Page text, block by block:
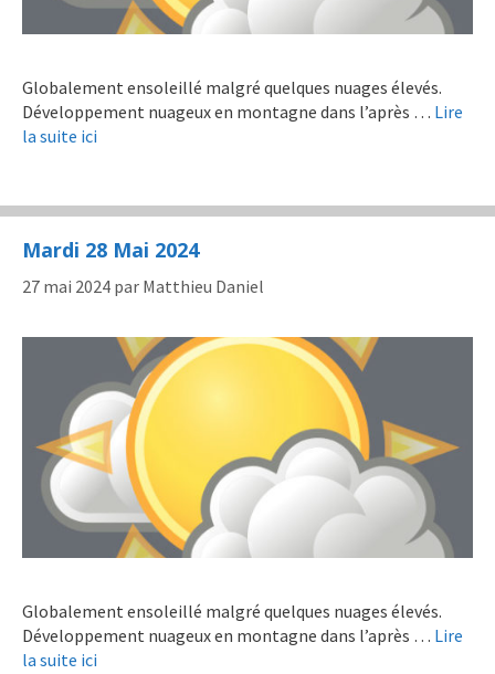
Globalement ensoleillé malgré quelques nuages élevés.
Développement nuageux en montagne dans l’après … Lire
la suite ici
Mardi 28 Mai 2024
27 mai 2024 par Matthieu Daniel
Globalement ensoleillé malgré quelques nuages élevés.
Développement nuageux en montagne dans l’après … Lire
la suite ici